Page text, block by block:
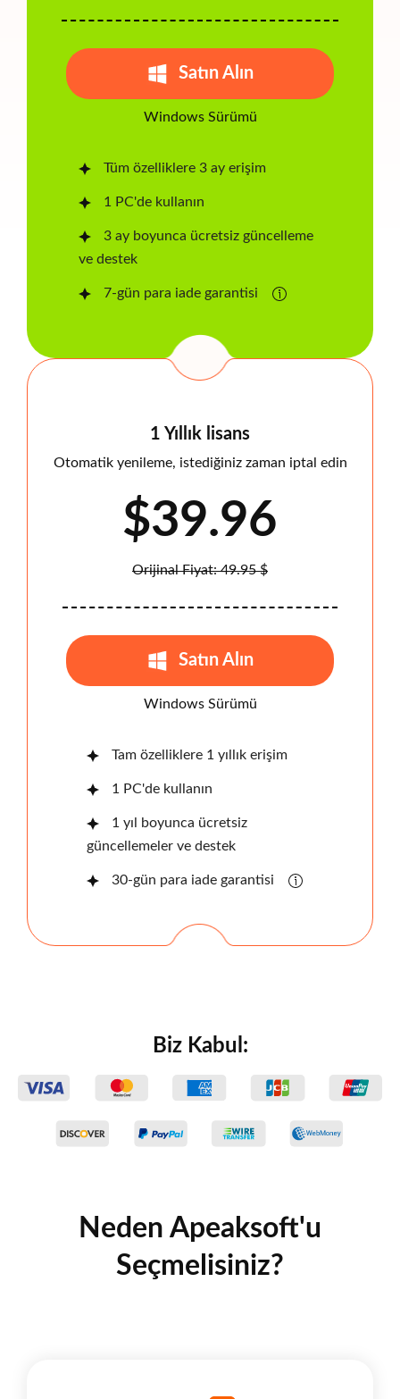
Satın Alın
Windows Sürümü
Tüm özelliklere 3 ay erişim
1 PC'de kullanın
3 ay boyunca ücretsiz güncelleme
ve destek
7-gün para iade garantisi
1 Yıllık lisans
Otomatik yenileme, istediğiniz zaman iptal edin
$39.96
Orijinal Fiyat: 49.95 $
Satın Alın
Windows Sürümü
Tam özelliklere 1 yıllık erişim
1 PC'de kullanın
1 yıl boyunca ücretsiz
güncellemeler ve destek
30-gün para iade garantisi
Biz Kabul:
Neden Apeaksoft'u
Seçmelisiniz?